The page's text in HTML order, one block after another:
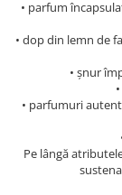
• parfum
• dop din lemn de
• șnur
• parfumuri
Pe lângă